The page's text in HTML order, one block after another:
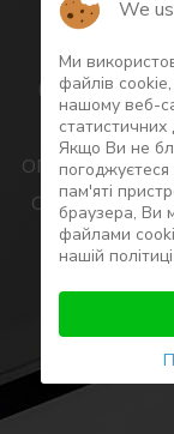
операторів
обслуговує
We
Ми
файлів
нашому веб-
статистичних
Якщо Ви не
пам'яті
браузера, Ви
файлами
нашій